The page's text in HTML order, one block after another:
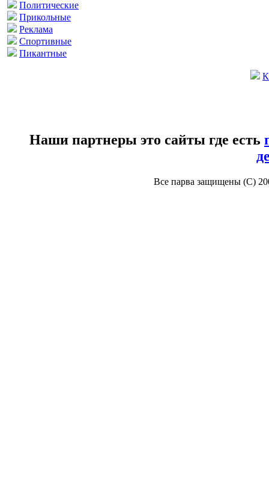
Политические
Прикольные
Реклама
Спортивные
Пикантные
Наши партнеры это сайты где есть
Все парва защищены (С)